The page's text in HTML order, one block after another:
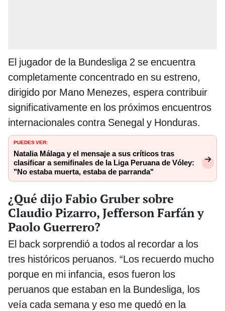
El jugador de la Bundesliga 2 se encuentra
completamente concentrado en su estreno,
dirigido por Mano Menezes, espera contribuir
significativamente en los próximos encuentros
internacionales contra Senegal y Honduras.
PUEDES VER:
Natalia Málaga y el mensaje a sus críticos tras
clasificar a semifinales de la Liga Peruana de Vóley:
"No estaba muerta, estaba de parranda"
¿Qué dijo Fabio Gruber sobre
Claudio Pizarro, Jefferson Farfán y
Paolo Guerrero?
El back sorprendió a todos al recordar a los
tres históricos peruanos. “Los recuerdo mucho
porque en mi infancia, esos fueron los
peruanos que estaban en la Bundesliga, los
veía cada semana y eso me quedó en la